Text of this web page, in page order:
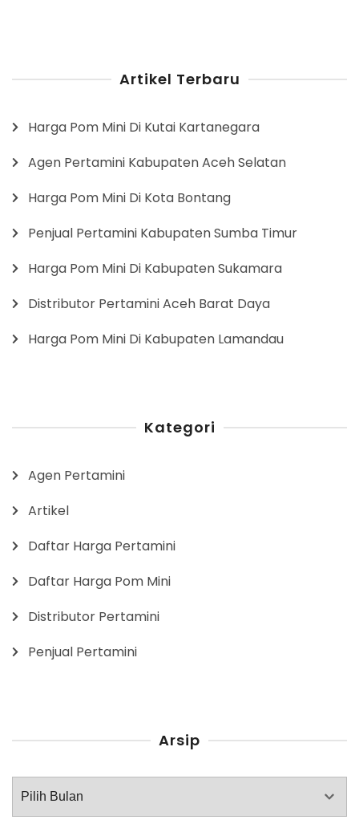
Artikel Terbaru
Harga Pom Mini Di Kutai Kartanegara
Agen Pertamini Kabupaten Aceh Selatan
Harga Pom Mini Di Kota Bontang
Penjual Pertamini Kabupaten Sumba Timur
Harga Pom Mini Di Kabupaten Sukamara
Distributor Pertamini Aceh Barat Daya
Harga Pom Mini Di Kabupaten Lamandau
Kategori
Agen Pertamini
Artikel
Daftar Harga Pertamini
Daftar Harga Pom Mini
Distributor Pertamini
Penjual Pertamini
Arsip
Arsip